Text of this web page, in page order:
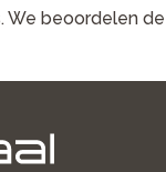
We beoordelen